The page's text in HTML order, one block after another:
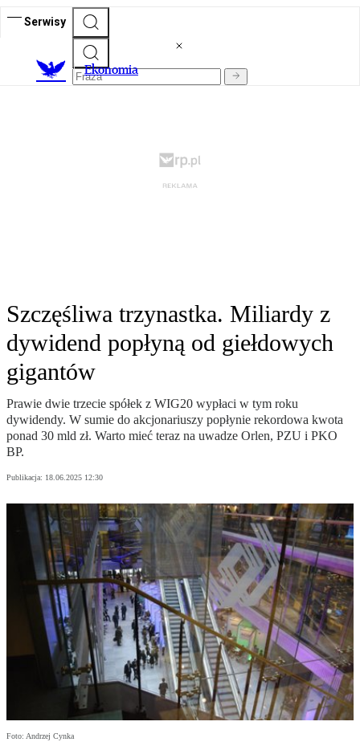
Serwisy
Ekonomia
Szczęśliwa trzynastka. Miliardy z
dywidend popłyną od giełdowych
gigantów
Prawie dwie trzecie spółek z WIG20 wypłaci w tym roku
dywidendy. W sumie do akcjonariuszy popłynie rekordowa kwota
ponad 30 mld zł. Warto mieć teraz na uwadze Orlen, PZU i PKO
BP.
Publikacja: 18.06.2025 12:30
Foto: Andrzej Cynka